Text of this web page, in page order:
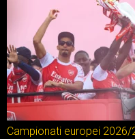
Campionati europei